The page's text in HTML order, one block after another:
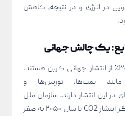
در انرژی و در نتیجه، کاهش
یک چالش جهانی
صنایع مسئول بیش از ۳۰٪ از انتشار جهانی کربن هستند.
مانند پمپ‌ها، توربین‌ها و
این انتشار دارند. سازمان ملل
متحد هشدار داده که اگر انتشار CO2 تا سال ۲۰۵۰ به صفر